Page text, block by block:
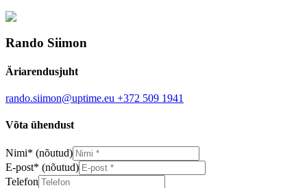
Rando Siimon
Äriarendusjuht
rando.siimon@uptime.eu +372 509 1941
Võta ühendust
Nimi* (nõutud)
E-post* (nõutud)
Telefon